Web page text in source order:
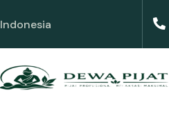
Indonesia